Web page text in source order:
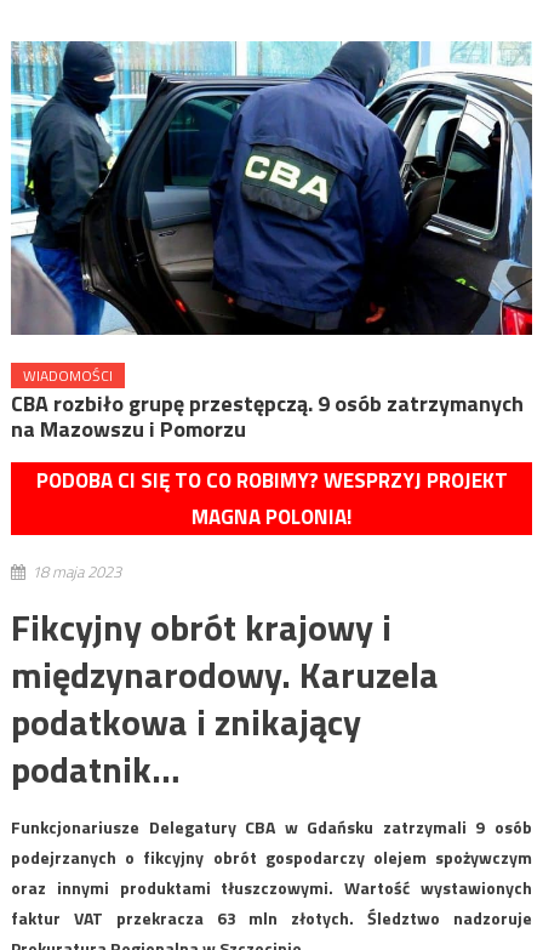
WIADOMOŚCI
CBA rozbiło grupę przestępczą. 9 osób zatrzymanych
na Mazowszu i Pomorzu
PODOBA CI SIĘ TO CO ROBIMY? WESPRZYJ PROJEKT
MAGNA POLONIA!
18 maja 2023
Fikcyjny obrót krajowy i
międzynarodowy. Karuzela
podatkowa i znikający
podatnik…
Funkcjonariusze Delegatury CBA w Gdańsku zatrzymali 9 osób
podejrzanych o fikcyjny obrót gospodarczy olejem spożywczym
oraz innymi produktami tłuszczowymi. Wartość wystawionych
faktur VAT przekracza 63 mln złotych. Śledztwo nadzoruje